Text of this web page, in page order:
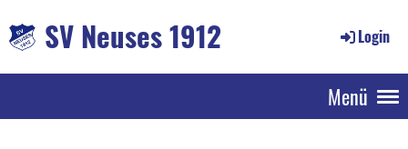
SV Neuses 1912 Login
Menü